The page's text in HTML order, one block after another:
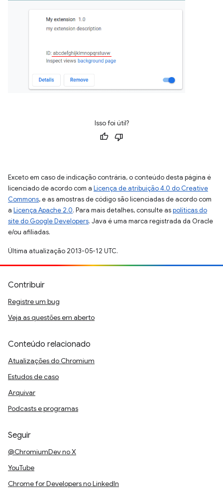
Isso foi útil?
Exceto em caso de indicação contrária, o conteúdo desta página é
licenciado de acordo com a Licença de atribuição 4.0 do Creative
Commons, e as amostras de código são licenciadas de acordo com
a Licença Apache 2.0. Para mais detalhes, consulte aspolíticas do
site do Google Developers. Java é uma marca registrada da Oracle
e/ou afiliadas.
Última atualização 2013-05-12 UTC.
Contribuir
Registre um bug
Veja as questões em aberto
Conteúdo relacionado
Atualizações do Chromium
Estudos de caso
Arquivar
Podcasts e programas
Seguir
@ChromiumDev no X
YouTube
Chrome for Developers no LinkedIn